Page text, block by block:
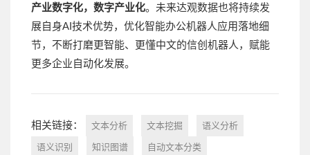
产业数字化，数字产业化。未来达观数据也将持续发
展自身AI技术优势，优化智能办公机器人应用落地细
节，不断打磨更智能、更懂中文的信创机器人，赋能
更多企业自动化发展。
相关链接： 文本分析 文本挖掘 语义分析
语义识别 知识图谱 自动文本分类